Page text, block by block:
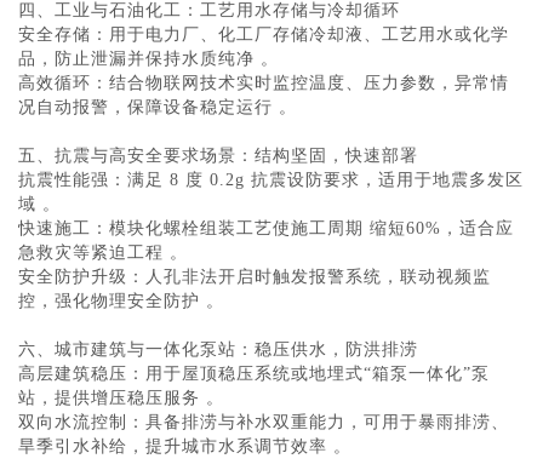
四、工业与石油化工：工艺用水存储与冷却循环
‌安全存储‌：用于电力厂、化工厂存储冷却液、工艺用水或化学
品，防止泄漏并保持水质纯净 。
‌高效循环‌：结合物联网技术实时监控温度、压力参数，异常情
况自动报警，保障设备稳定运行 。
五、抗震与高安全要求场景：结构坚固，快速部署
‌抗震性能强‌：满足 ‌8 度 0.2g 抗震设防要求‌，适用于地震多发区
域 。
‌快速施工‌：模块化螺栓组装工艺使施工周期 ‌缩短60%‌，适合应
急救灾等紧迫工程 。
‌安全防护升级‌：人孔非法开启时触发报警系统，联动视频监
控，强化物理安全防护 。
六、城市建筑与一体化泵站：稳压供水，防洪排涝
‌高层建筑稳压‌：用于屋顶稳压系统或地埋式“箱泵一体化”泵
站，提供增压稳压服务 。
‌双向水流控制‌：具备排涝与补水双重能力，可用于暴雨排涝、
旱季引水补给，提升城市水系调节效率 。